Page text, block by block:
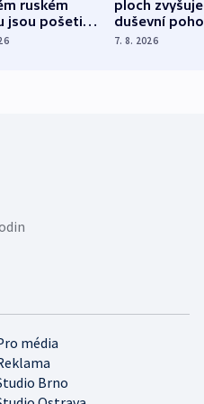
ruském
jsou pošetilé,
ploch zvyšuje
duševní
ukázala
7. 8. 2026
média
Brno